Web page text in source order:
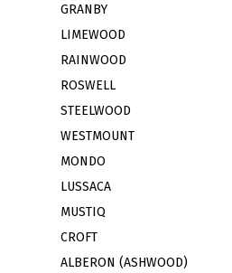
GRANBY
LIMEWOOD
RAINWOOD
ROSWELL
STEELWOOD
WESTMOUNT
MONDO
LUSSACA
MUSTIQ
CROFT
ALBERON (ASHWOOD)